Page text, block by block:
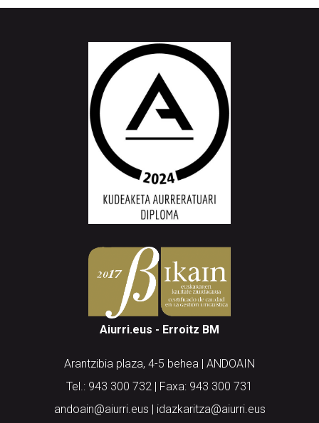
Aiurri.eus - Erroitz BM
Arantzibia plaza, 4-5 behea | ANDOAIN
Tel.: 943 300 732 | Faxa: 943 300 731
andoain@aiurri.eus | idazkaritza@aiurri.eus